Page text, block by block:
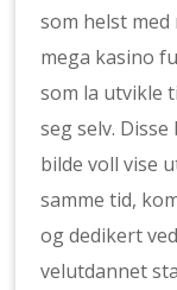
som helst
mega kasino
som la utvikle
seg selv.
bilde voll vise
samme tid,
og dedikert
velutdannet